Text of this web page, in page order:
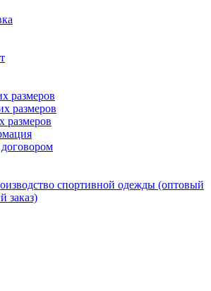
размеров
размеров
размеров
спортивной одежды (оптовый
заказ)